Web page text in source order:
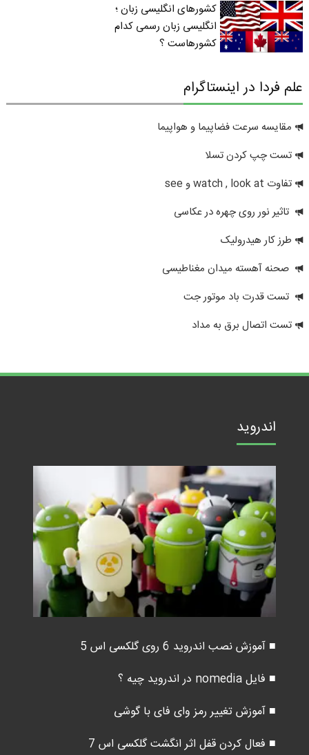
کشورهای انگلیسی زبان ؛
انگلیسی زبان رسمی کدام
کشورهاست ؟
علم فردا در اینستاگرام
مقایسه سرعت فضاپیما و هواپیما
تست چپ کردن تسلا
تفاوت watch , look at و see
تاثیر نور روی چهره در عکاسی
طرز کار هیدرولیک
صحنه آهسته میدان مغناطیسی
تست قدرت باد موتور جت
تست اتصال برق به مداد
اندروید
■ آموزش نصب اندروید 6 روی گلکسی اس 5
■ فایل nomedia در اندروید چیه ؟
■ آموزش تغییر رمز وای فای با گوشی
■ فعال کردن قفل اثر انگشت گلکسی اس 7